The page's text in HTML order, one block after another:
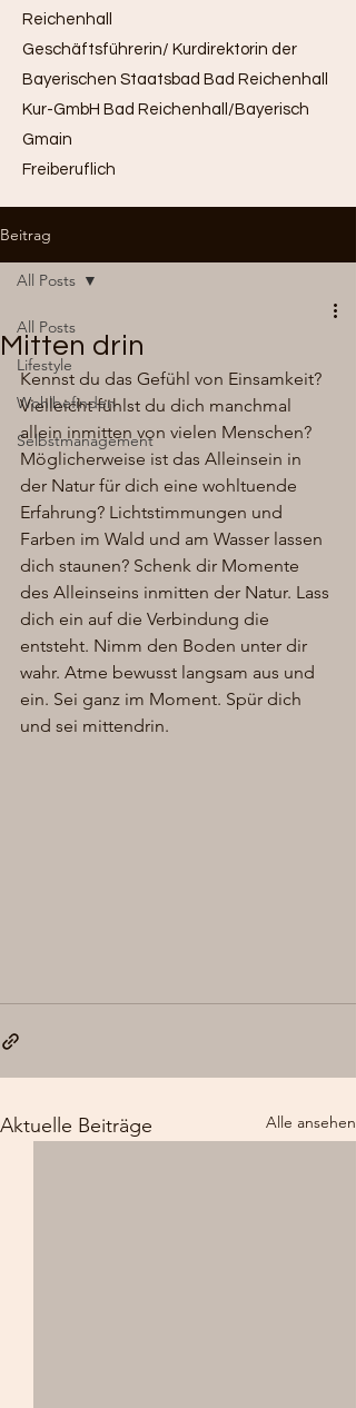
Reichenhall
Geschäftsführerin/ Kurdirektorin der
Bayerischen Staatsbad Bad Reichenhall
Kur-GmbH Bad Reichenhall/Bayerisch
Gmain
Freiberuflich
Beitrag
All Posts
Lifestyle
Wohlbefinden
Selbstmanagement
All Posts
Mitten drin
Kennst du das Gefühl von Einsamkeit?
Vielleicht fühlst du dich manchmal
allein inmitten von vielen Menschen?
Möglicherweise ist das Alleinsein in
der Natur für dich eine wohltuende
Erfahrung? Lichtstimmungen und
Farben im Wald und am Wasser lassen
dich staunen? Schenk dir Momente
des Alleinseins inmitten der Natur. Lass
dich ein auf die Verbindung die
entsteht. Nimm den Boden unter dir
wahr. Atme bewusst langsam aus und
ein. Sei ganz im Moment. Spür dich
und sei mittendrin.
Aktuelle Beiträge Alle ansehen